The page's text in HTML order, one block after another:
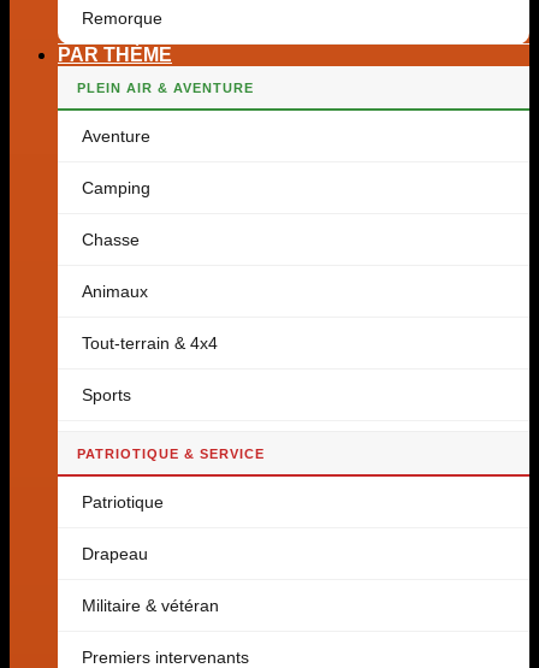
Remorque
PAR THÈME
PLEIN AIR & AVENTURE
Aventure
Camping
Chasse
Animaux
Tout-terrain & 4x4
Sports
PATRIOTIQUE & SERVICE
Patriotique
Drapeau
Militaire & vétéran
Premiers intervenants